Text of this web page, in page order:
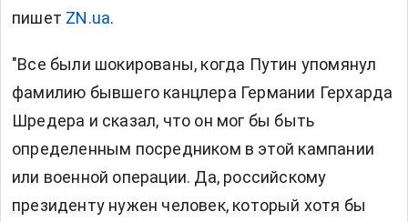
пишет ZN.ua.
"Все были шокированы, когда Путин упомянул
фамилию бывшего канцлера Германии Герхарда
Шредера и сказал, что он мог бы быть
определенным посредником в этой кампании
или военной операции. Да, российскому
президенту нужен человек, который хотя бы